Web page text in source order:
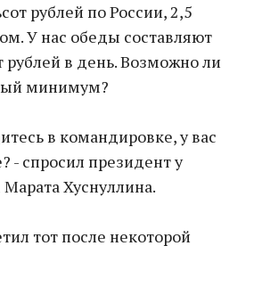
рублей по России, 2,5
У нас обеды составляют
в день. Возможно ли
минимум?
в командировке, у вас
- спросил президент у
Хуснуллина.
тот после некоторой